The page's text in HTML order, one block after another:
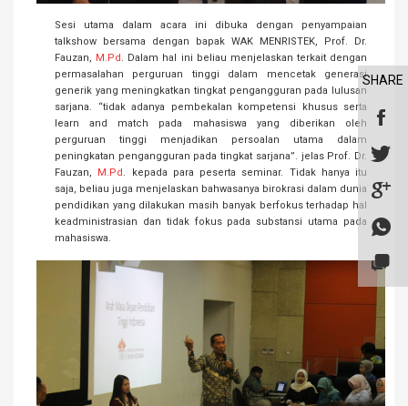
SHARE
Sesi utama dalam acara ini dibuka dengan penyampaian
talkshow bersama dengan bapak WAK MENRISTEK, Prof. Dr.
Fauzan, M.Pd . Dalam hal ini beliau menjelaskan terkait dengan
permasalahan perguruan tinggi dalam mencetak generasi
generik yang meningkatkan tingkat pengangguran pada lulusan
sarjana. “tidak adanya pembekalan kompetensi khusus serta
learn and match pada mahasiswa yang diberikan oleh
perguruan tinggi menjadikan persoalan utama dalam
peningkatan pengangguran pada tingkat sarjana”. jelas Prof. Dr.
Fauzan,
M.Pd . kepada para peserta seminar. Tidak hanya itu
saja, beliau juga menjelaskan bahwasanya birokrasi dalam dunia
pendidikan yang dilakukan masih banyak berfokus terhadap hal
keadministrasian dan tidak fokus pada substansi utama pada
mahasiswa.